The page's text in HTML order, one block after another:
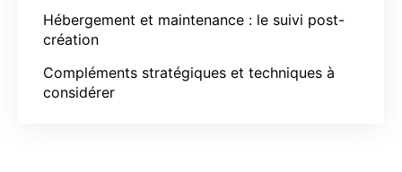
Hébergement et maintenance : le suivi post-
création
Compléments stratégiques et techniques à
considérer